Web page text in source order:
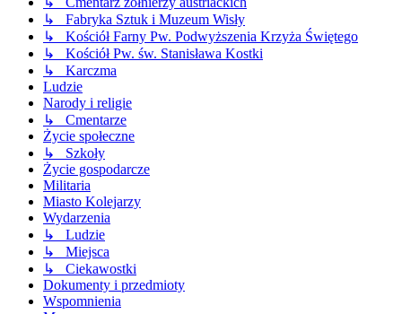
↳ Fabryka Sztuk i Muzeum Wisły
↳ Kościół Farny Pw. Podwyższenia Krzyża Świętego
↳ Kościół Pw. św. Stanisława Kostki
↳ Karczma
Ludzie
Narody i religie
↳ Cmentarze
Życie społeczne
↳ Szkoły
Życie gospodarcze
Militaria
Miasto Kolejarzy
Wydarzenia
↳ Ludzie
↳ Miejsca
↳ Ciekawostki
Dokumenty i przedmioty
Wspomnienia